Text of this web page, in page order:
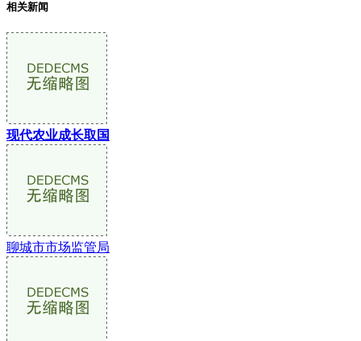
相关新闻
现代农业成长取国
聊城市市场监管局